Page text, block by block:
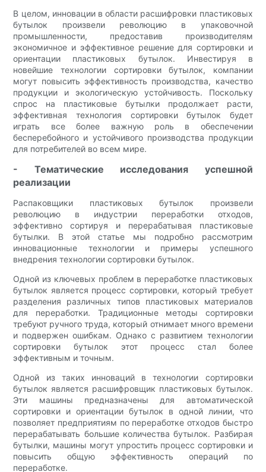
В целом, инновации в области расшифровки пластиковых
бутылок произвели революцию в упаковочной
промышленности, предоставив производителям
экономичное и эффективное решение для сортировки и
ориентации пластиковых бутылок. Инвестируя в
новейшие технологии сортировки бутылок, компании
могут повысить эффективность производства, качество
продукции и экологическую устойчивость. Поскольку
спрос на пластиковые бутылки продолжает расти,
эффективная технология сортировки бутылок будет
играть все более важную роль в обеспечении
бесперебойного и устойчивого производства продукции
для потребителей во всем мире.
- Тематические исследования успешной
реализации
Распаковщики пластиковых бутылок произвели
революцию в индустрии переработки отходов,
эффективно сортируя и перерабатывая пластиковые
бутылки. В этой статье мы подробно рассмотрим
инновационные технологии и примеры успешного
внедрения технологии сортировки бутылок.
Одной из ключевых проблем в переработке пластиковых
бутылок является процесс сортировки, который требует
разделения различных типов пластиковых материалов
для переработки. Традиционные методы сортировки
требуют ручного труда, который отнимает много времени
и подвержен ошибкам. Однако с развитием технологии
сортировки бутылок этот процесс стал более
эффективным и точным.
Одной из таких инноваций в технологии сортировки
бутылок является расшифровщик пластиковых бутылок.
Эти машины предназначены для автоматической
сортировки и ориентации бутылок в одной линии, что
позволяет предприятиям по переработке отходов быстро
перерабатывать большие количества бутылок. Разбирая
бутылки, машины могут упростить процесс сортировки и
повысить общую эффективность операций по
переработке.